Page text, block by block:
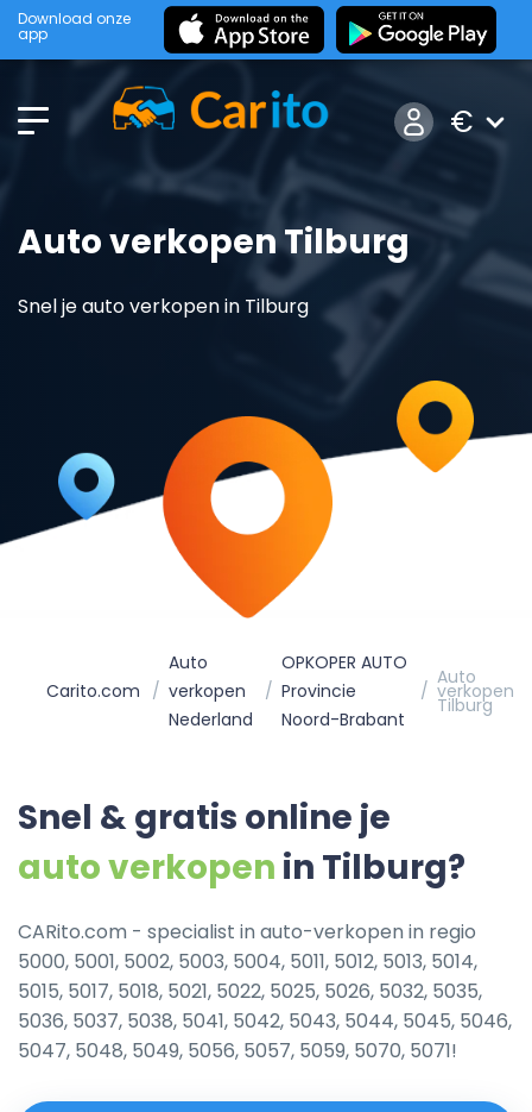
Download onze
app
€
Auto verkopen Tilburg
Snel je auto verkopen in Tilburg
Carito.com
Auto
verkopen
Nederland
OPKOPER AUTO
Provincie
Noord-Brabant
Auto
verkopen
Tilburg
Snel & gratis online je
auto verkopen in Tilburg?
CARito.com - specialist in auto-verkopen in regio
5000, 5001, 5002, 5003, 5004, 5011, 5012, 5013, 5014,
5015, 5017, 5018, 5021, 5022, 5025, 5026, 5032, 5035,
5036, 5037, 5038, 5041, 5042, 5043, 5044, 5045, 5046,
5047, 5048, 5049, 5056, 5057, 5059, 5070, 5071!